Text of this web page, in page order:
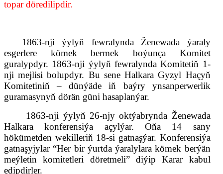
topar döredilipdir.
1863-nji ýylyň fewralynda Ženewada ýaraly
esgerlere kömek bermek boýunça Komitet
guralypdyr. 1863-nji ýylyň fewralynda Komitetiň 1-
nji mejlisi bolupdyr. Bu sene Наlkara Gyzyl Haçyň
Komitetiniň – dünýäde iň baýry ynsanperwerlik
guramasynyň dörän güni hasaplanýar.
1863-nji ýylyň 26-njy oktýabrynda Ženewada
Halkara konferensiýa açylýar. Oňa 14 sany
hökümetden wekilleriň 18-si gatnaşýar. Konferensiýa
gatnaşyjylar “Her bir ýurtda ýaralylara kömek berýän
meýletin komitetleri döretmeli” diýip Karar kabul
edipdirler.